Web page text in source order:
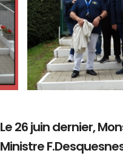
Le 26 juin dernier,
Ministre